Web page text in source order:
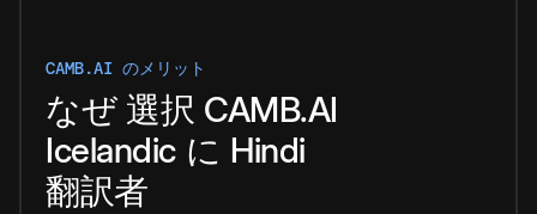
CAMB.AI のメリット
なぜ 選択 CAMB.AI
Icelandic に Hindi
翻訳者